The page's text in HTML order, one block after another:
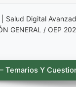
Salud Digital
GENERAL / OEP
Temarios Y